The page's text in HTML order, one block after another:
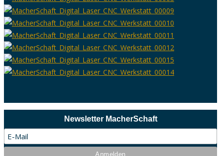
Newsletter MacherSchaft